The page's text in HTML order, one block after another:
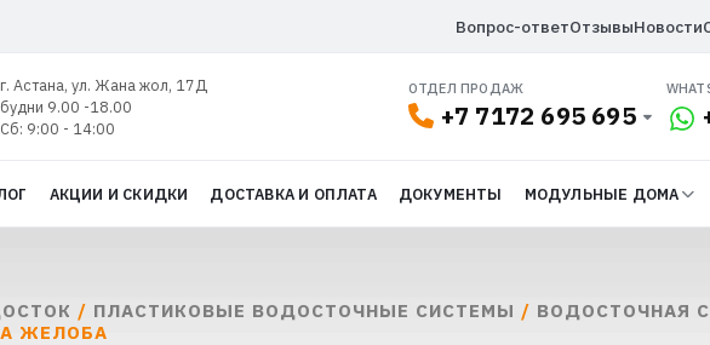
Вопрос-ответОтзывыНовости
г. Астана, ул. Жана жол, 17Д
будни 9.00 -18.00
Сб: 9:00 - 14:00
ОТДЕЛ ПРОДАЖ
+7 7172 695 695
АКЦИИ И СКИДКИ ДОСТАВКА И ОПЛАТА ДОКУМЕНТЫ МОДУЛЬНЫЕ ДОМА
/ ПЛАСТИКОВЫЕ ВОДОСТОЧНЫЕ СИСТЕМЫ / ВОДОСТОЧНАЯ
ЖЕЛОБА